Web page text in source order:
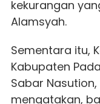
kekurangan
Alamsyah.
Sementara itu,
Kabupaten
Sabar Nasution,
mengatakan,